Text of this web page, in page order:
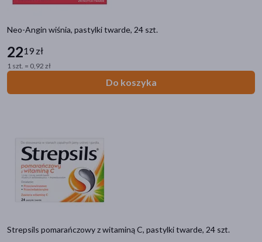
Neo-Angin wiśnia, pastylki twarde, 24 szt.
2219 zł
1 szt. = 0,92 zł
Do koszyka
Strepsils pomarańczowy z witaminą C, pastylki twarde, 24 szt.